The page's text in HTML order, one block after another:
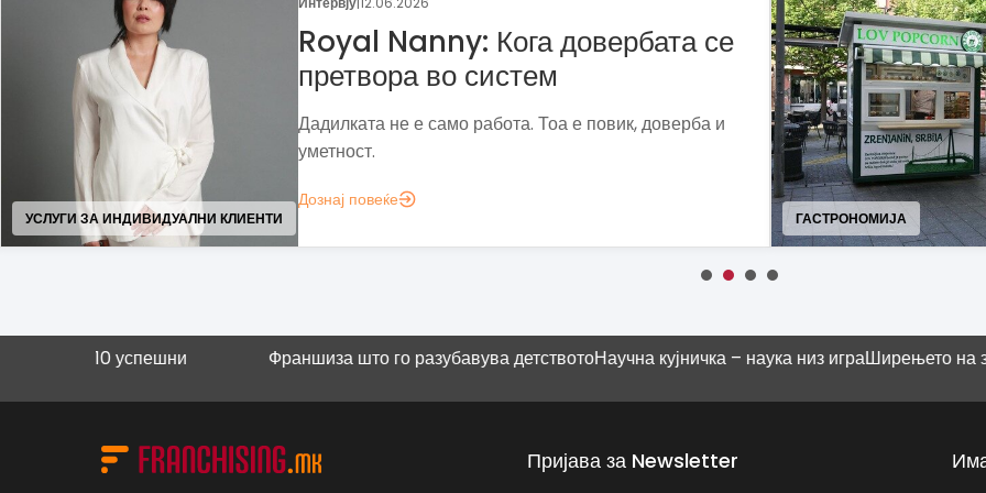
ГАСТРОНОМИЈА
LOV Popcorn: традиција што се
шири преку франшиза
Семејна традиција што ги претвора пуканките во
глобална деловна можност.
Дознај повеќе
МОДА
Франшиза што го разубавува детствотоНаучна кујничка – наука низ играШирењето на знаењето
Пријава за Newsletter